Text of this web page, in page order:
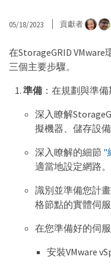
05/18/2023 貢獻者
在StorageGRID
三個主要步驟。
準備：在規劃與準備
深入瞭解
擬機器、儲存設備
深入瞭解的細節 "
適當地設定網路。
識別並準備您計
格節點的實體伺服
在您準備好的伺服
安裝VMware